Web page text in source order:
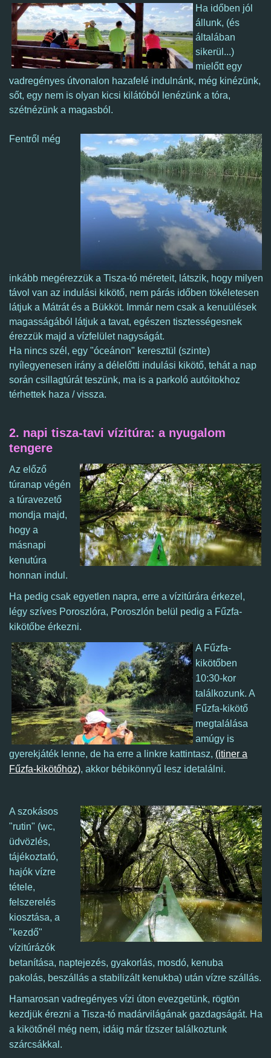
Ha időben jól
állunk, (és
általában
sikerül...)
mielőtt egy
vadregényes útvonalon hazafelé indulnánk, még kinézünk,
sőt, egy nem is olyan kicsi kilátóból lenézünk a tóra,
szétnézünk a magasból.
Fentről még
inkább megérezzük a Tisza-tó méreteit, látszik, hogy milyen
távol van az indulási kikötő, nem párás időben tökéletesen
látjuk a Mátrát és a Bükköt. Immár nem csak a kenuülések
magasságából látjuk a tavat, egészen tisztességesnek
érezzük majd a vízfelület nagyságát.
Ha nincs szél, egy "óceánon" keresztül (szinte)
nyílegyenesen irány a délelőtti indulási kikötő, tehát a nap
során csillagtúrát teszünk, ma is a parkoló autóitokhoz
térhettek haza / vissza.
2. napi tisza-tavi vízitúra: a nyugalom
tengere
Az előző
túranap végén
a túravezető
mondja majd,
hogy a
másnapi
kenutúra
honnan indul.
Ha pedig csak egyetlen napra, erre a vízitúrára érkezel,
légy szíves Poroszlóra, Poroszlón belül pedig a Fűzfa-
kikötőbe érkezni.
A Fűzfa-
kikötőben
10:30-kor
találkozunk. A
Fűzfa-kikötő
megtalálása
amúgy is
gyerekjáték lenne, de ha erre a linkre kattintasz, (itiner a
Fűzfa-kikötőhöz), akkor bébikönnyű lesz idetalálni.
A szokásos
"rutin" (wc,
üdvözlés,
tájékoztató,
hajók vízre
tétele,
felszerelés
kiosztása, a
"kezdő"
vízitúrázók
betanítása, naptejezés, gyakorlás, mosdó, kenuba
pakolás, beszállás a stabilizált kenukba) után vízre szállás.
Hamarosan vadregényes vízi úton evezgetünk, rögtön
kezdjük érezni a Tisza-tó madárvilágának gazdagságát. Ha
a kikötőnél még nem, idáig már tízszer találkoztunk
szárcsákkal.